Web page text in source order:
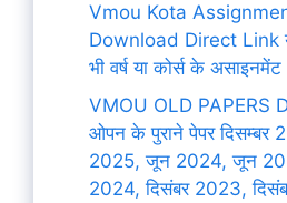
Vmou Kota
Download Direct Link
भी वर्ष या कोर्स के असाइनमेंट
VMOU OLD PAPERS
ओपन के पुराने पेपर दिसम्बर
2025, जून 2024, जून
2024, दिसंबर 2023,